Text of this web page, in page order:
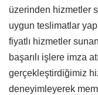
üzerinden hizmetler
uygun teslimatlar
fiyatlı hizmetler
başarılı işlere imza
gerçekleştirdiğimiz
deneyimleyerek